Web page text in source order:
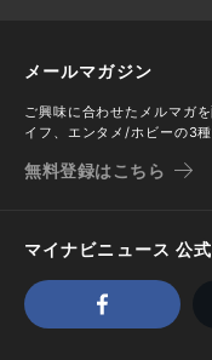
メールマガジン
ご興味に合わせたメルマガ
イフ、エンタメ/ホビーの3種
無料登録はこちら
マイナビニュース 公